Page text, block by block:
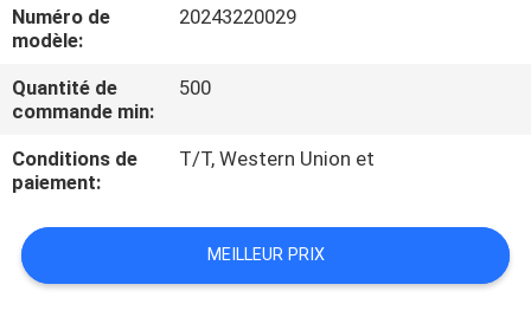
VISITE
D'USINE
CONTRÔLE
DE
QUALITÉ
Numéro de
modèle:
20243220029
Quantité de
commande min:
500
Conditions de
paiement:
T/T, Western Union et
MEILLEUR PRIX